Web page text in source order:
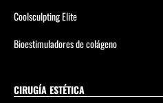
Coolsculpting Elite
Bioestimuladores de colágeno
CIRUGÍA ESTÉTICA